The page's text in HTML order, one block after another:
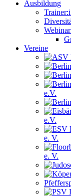
Ausbildung
Vereine
e.V.
e.V.
e. V.
e. V.